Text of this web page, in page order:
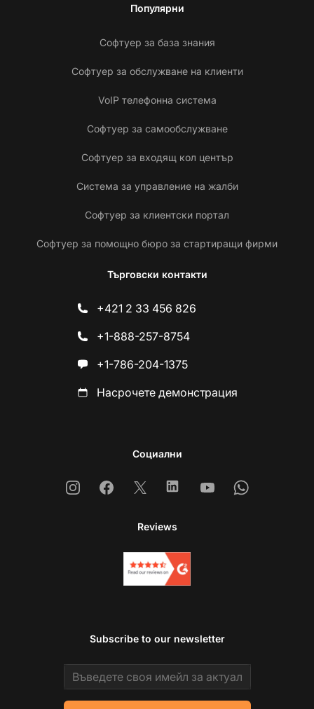
Популярни
Софтуер за база знания
Софтуер за обслужване на клиенти
VoIP телефонна система
Софтуер за самообслужване
Софтуер за входящ кол център
Система за управление на жалби
Софтуер за клиентски портал
Софтуер за помощно бюро за стартиращи фирми
Търговски контакти
+421 2 33 456 826
+1-888-257-8754
+1-786-204-1375
Насрочете демонстрация
Социални
InstagramFacebook
X LinkedinYoutubeWhatsapp
Reviews
Subscribe to our newsletter
Email address